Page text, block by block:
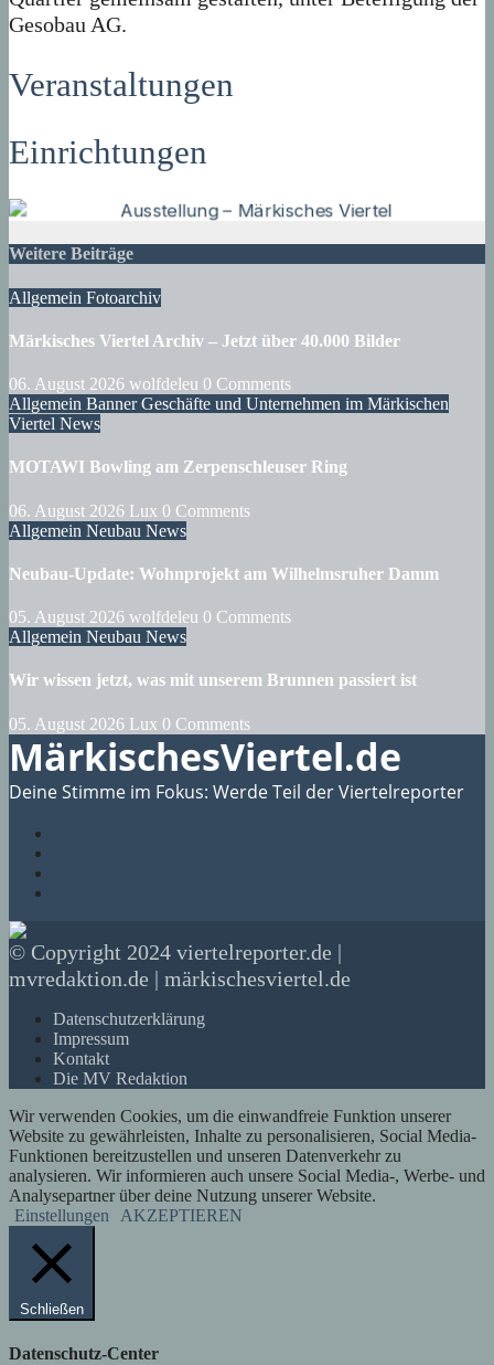
Gesobau AG.
Veranstaltungen
Einrichtungen
Weitere Beiträge
Allgemein Fotoarchiv
Märkisches Viertel Archiv – Jetzt über 40.000 Bilder
06. August 2026 wolfdeleu 0 Comments
Allgemein BannerGeschäfte und Unternehmen im Märkischen
Viertel News
MOTAWI Bowling am Zerpenschleuser Ring
06. August 2026 Lux 0 Comments
Allgemein Neubau News
Neubau-Update: Wohnprojekt am Wilhelmsruher Damm
05. August 2026 wolfdeleu 0 Comments
Allgemein Neubau News
Wir wissen jetzt, was mit unserem Brunnen passiert ist
05. August 2026 Lux 0 Comments
MärkischesViertel.de
Deine Stimme im Fokus: Werde Teil der Viertelreporter
© Copyright 2024 viertelreporter.de |
mvredaktion.de | märkischesviertel.de
Datenschutzerklärung
Impressum
Kontakt
Die MV Redaktion
Wir verwenden Cookies, um die einwandfreie Funktion unserer
Website zu gewährleisten, Inhalte zu personalisieren, Social Media-
Funktionen bereitzustellen und unseren Datenverkehr zu
analysieren. Wir informieren auch unsere Social Media-, Werbe- und
Analysepartner über deine Nutzung unserer Website.
Einstellungen
AKZEPTIEREN
Schließen
Datenschutz-Center